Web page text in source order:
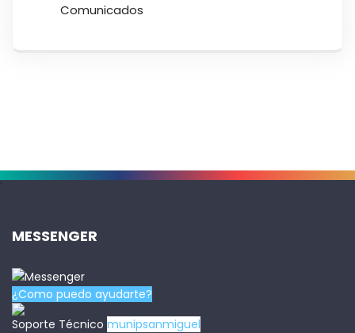
Comunicados
.
MESSENGER
¿Como puedo ayudarte?
Soporte Técnico munipsanmiguel